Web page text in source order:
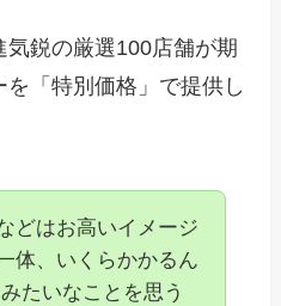
鋭の厳選100店舗が期
「特別価格」で提供し
どはお高いイメージ
体、いくらかかるん
たいなことを思う